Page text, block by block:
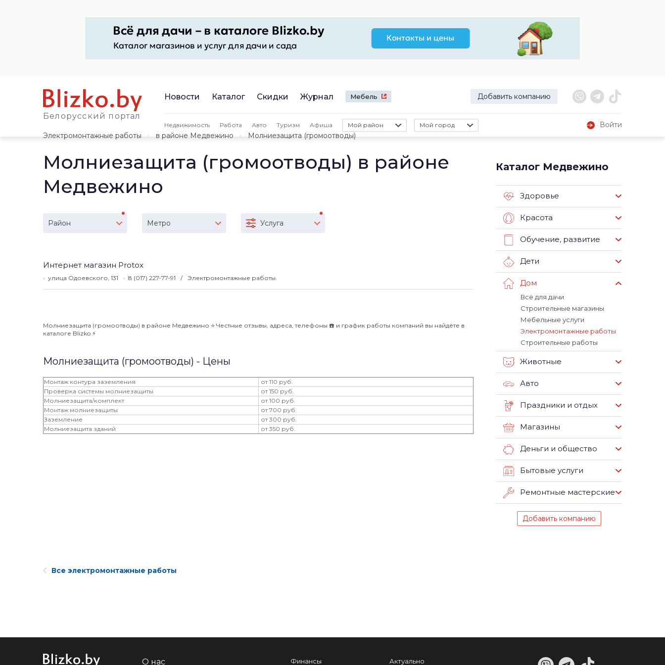
Белорусский портал
Новости Каталог Скидки Журнал Мебель Добавить компанию
Недвижимость Работа Авто Туризм Афиша Мой район Мой город
Войти
Электромонтажные работы
в районе Медвежино Молниезащита (громоотводы)
Молниезащита (громоотводы) в районе
Медвежино
Район Метро Услуга
Интернет магазин Protox
улица Одоевского, 131 8 (017) 227-77-91 Электромонтажные работы.
Молниезащита (громоотводы) в районе Медвежино ⭐️ Честные отзывы, адреса, телефоны ☎️ и график работы компаний вы найдёте в
каталоге Blizko ⚡️
Молниезащита (громоотводы) - Цены
Монтаж контура заземления
от 110 руб.
Проверка системы молниезащиты
от 150 руб.
Молниезащита/комплект
от 100 руб.
Монтаж молниезащиты
от 700 руб.
Заземление
от 300 руб.
Молниезащита зданий
от 350 руб.
Каталог Медвежино
Здоровье
Красота
Обучение, развитие
Дети
Дом
Всё для дачи
Строительные магазины
Мебельные услуги
Электромонтажные работы
Строительные работы
Животные
Авто
Праздники и отдых
Магазины
Деньги и общество
Бытовые услуги
Ремонтные мастерские
Добавить компанию
Все электромонтажные работы
О нас Финансы Актуально